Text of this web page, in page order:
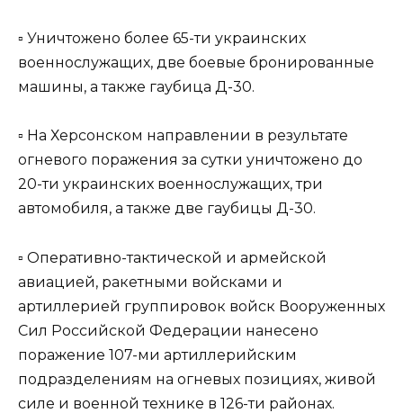
▫️ Уничтожено более 65-ти украинских
военнослужащих, две боевые бронированные
машины, а также гаубица Д-30.
▫️ На Херсонском направлении в результате
огневого поражения за сутки уничтожено до
20-ти украинских военнослужащих, три
автомобиля, а также две гаубицы Д-30.
▫️ Оперативно-тактической и армейской
авиацией, ракетными войсками и
артиллерией группировок войск Вооруженных
Сил Российской Федерации нанесено
поражение 107-ми артиллерийским
подразделениям на огневых позициях, живой
силе и военной технике в 126-ти районах.